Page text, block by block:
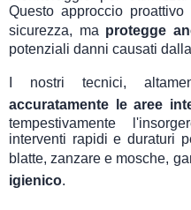
Questo approccio
sicurezza, ma protegge
potenziali danni causati
I nostri tecnici,
accuratamente le aree
tempestivamente
interventi rapidi e duraturi
blatte, zanzare e mosche,
igienico.